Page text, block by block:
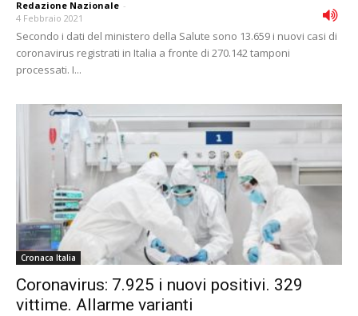
Redazione Nazionale -
4 Febbraio 2021
Secondo i dati del ministero della Salute sono 13.659 i nuovi casi di
coronavirus registrati in Italia a fronte di 270.142 tamponi
processati. I...
Cronaca Italia
Coronavirus: 7.925 i nuovi positivi. 329
vittime. Allarme varianti